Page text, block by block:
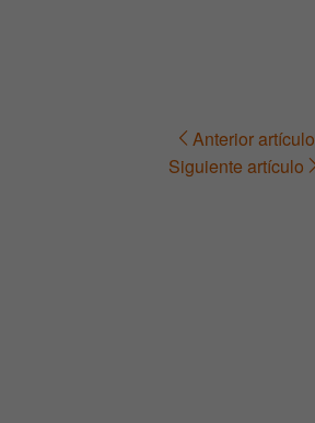
Navegación Anterior artículo
Siguiente artículo